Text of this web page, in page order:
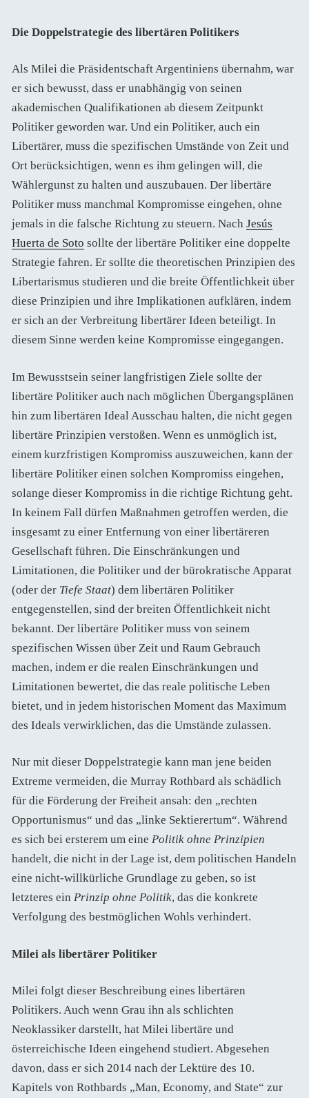
Die Doppelstrategie des libertären Politikers
Als Milei die Präsidentschaft Argentiniens übernahm, war
er sich bewusst, dass er unabhängig von seinen
akademischen Qualifikationen ab diesem Zeitpunkt
Politiker geworden war. Und ein Politiker, auch ein
Libertärer, muss die spezifischen Umstände von Zeit und
Ort berücksichtigen, wenn es ihm gelingen will, die
Wählergunst zu halten und auszubauen. Der libertäre
Politiker muss manchmal Kompromisse eingehen, ohne
jemals in die falsche Richtung zu steuern. Nach Jesús
Huerta de Soto sollte der libertäre Politiker eine doppelte
Strategie fahren. Er sollte die theoretischen Prinzipien des
Libertarismus studieren und die breite Öffentlichkeit über
diese Prinzipien und ihre Implikationen aufklären, indem
er sich an der Verbreitung libertärer Ideen beteiligt. In
diesem Sinne werden keine Kompromisse eingegangen.
Im Bewusstsein seiner langfristigen Ziele sollte der
libertäre Politiker auch nach möglichen Übergangsplänen
hin zum libertären Ideal Ausschau halten, die nicht gegen
libertäre Prinzipien verstoßen. Wenn es unmöglich ist,
einem kurzfristigen Kompromiss auszuweichen, kann der
libertäre Politiker einen solchen Kompromiss eingehen,
solange dieser Kompromiss in die richtige Richtung geht.
In keinem Fall dürfen Maßnahmen getroffen werden, die
insgesamt zu einer Entfernung von einer libertäreren
Gesellschaft führen. Die Einschränkungen und
Limitationen, die Politiker und der bürokratische Apparat
(oder der Tiefe Staat) dem libertären Politiker
entgegenstellen, sind der breiten Öffentlichkeit nicht
bekannt. Der libertäre Politiker muss von seinem
spezifischen Wissen über Zeit und Raum Gebrauch
machen, indem er die realen Einschränkungen und
Limitationen bewertet, die das reale politische Leben
bietet, und in jedem historischen Moment das Maximum
des Ideals verwirklichen, das die Umstände zulassen.
Nur mit dieser Doppelstrategie kann man jene beiden
Extreme vermeiden, die Murray Rothbard als schädlich
für die Förderung der Freiheit ansah: den „rechten
Opportunismus“ und das „linke Sektierertum“. Während
es sich bei ersterem um eine Politik ohne Prinzipien
handelt, die nicht in der Lage ist, dem politischen Handeln
eine nicht-willkürliche Grundlage zu geben, so ist
letzteres ein Prinzip ohne Politik, das die konkrete
Verfolgung des bestmöglichen Wohls verhindert.
Milei als libertärer Politiker
Milei folgt dieser Beschreibung eines libertären
Politikers. Auch wenn Grau ihn als schlichten
Neoklassiker darstellt, hat Milei libertäre und
österreichische Ideen eingehend studiert. Abgesehen
davon, dass er sich 2014 nach der Lektüre des 10.
Kapitels von Rothbards „Man, Economy, and State“ zur